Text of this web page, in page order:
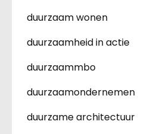
duurzaam wonen
duurzaamheid in actie
duurzaammbo
duurzaamondernemen
duurzame architectuur